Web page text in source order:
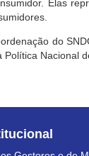
Elas
do
Nacional